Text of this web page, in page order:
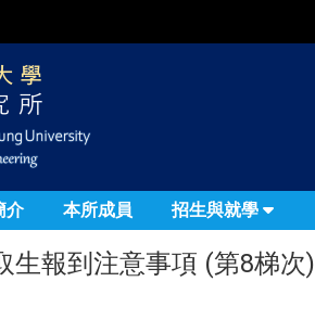
介 本所成員 招生與就學
生報到注意事項 (第8梯次)